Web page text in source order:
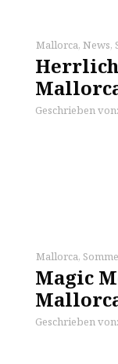
Mallorca, News,
Geschrieben von:
Mallorca,
Magic
Geschrieben von: